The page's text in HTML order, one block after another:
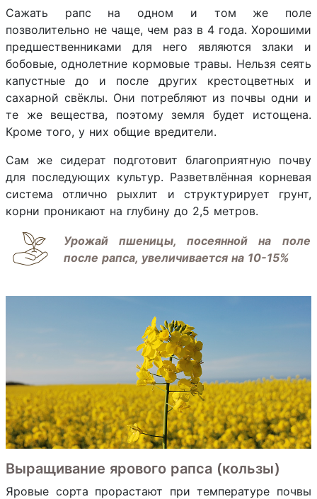
Сажать рапс на одном и том же поле
позволительно не чаще, чем раз в 4 года. Хорошими
предшественниками для него являются злаки и
бобовые, однолетние кормовые травы. Нельзя сеять
капустные до и после других крестоцветных и
сахарной свёклы. Они потребляют из почвы одни и
те же вещества, поэтому земля будет истощена.
Кроме того, у них общие вредители.
Сам же сидерат подготовит благоприятную почву
для последующих культур. Разветвлённая корневая
система отлично рыхлит и структурирует грунт,
корни проникают на глубину до 2,5 метров.
Урожай пшеницы, посеянной на поле
после рапса, увеличивается на 10-15%
Выращивание ярового рапса (кользы)
Яровые сорта прорастают при температуре почвы